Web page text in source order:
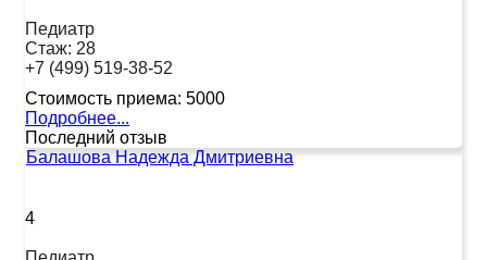
Педиатр
Стаж: 28
+7 (499) 519-38-52
Стоимость приема: 5000
Подробнее...
Последний отзыв
Балашова Надежда Дмитриевна
4